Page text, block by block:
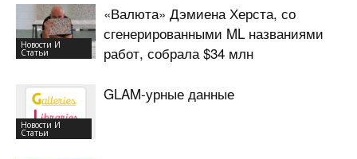
Новости И
Статьи
«Валюта» Дэмиена Херста, со
сгенерированными ML названиями
работ, собрала $34 млн
Новости И
Статьи
GLAM-урные данные